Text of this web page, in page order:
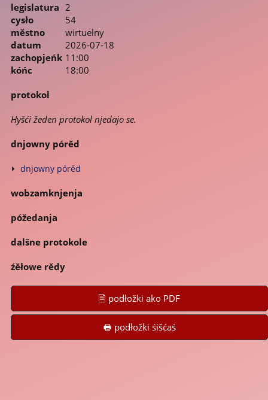
legislatura 2
cysło
54
městno
wirtuelny
datum
2026-07-18
zachopjeńk 11:00
kóńc
18:00
protokol
Hyšći žeden protokol njedajo se.
dnjowny pórěd
dnjowny pórěd
wobzamknjenja
póžedanja
dalšne protokole
źěłowe rědy
🗎 podłožki ako PDF
🖶 podłožki śišćaś